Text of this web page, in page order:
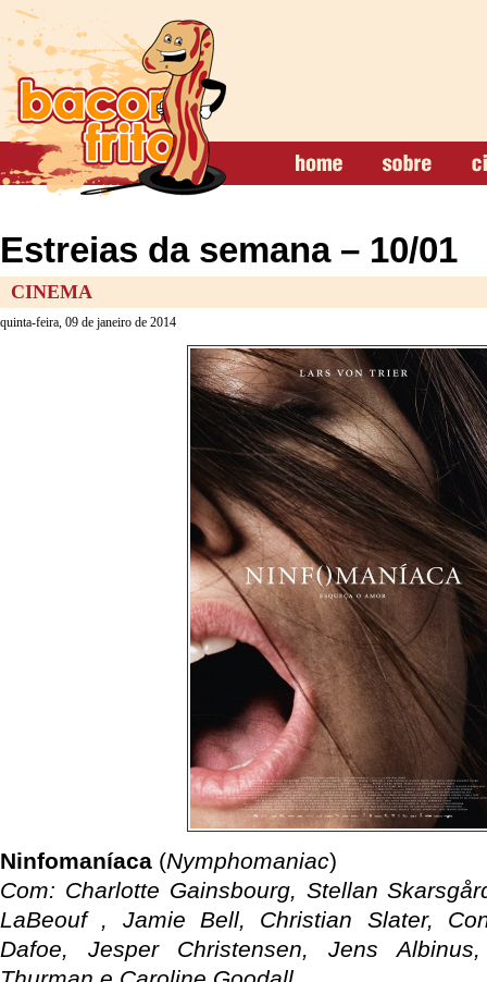
Estreias da semana – 10/01
CINEMA
quinta-feira, 09 de janeiro de 2014
Ninfomaníaca (Nymphomaniac)
Com: Charlotte Gainsbourg, Stellan
LaBeouf , Jamie Bell, Christian Slater,
Dafoe, Jesper Christensen, Jens